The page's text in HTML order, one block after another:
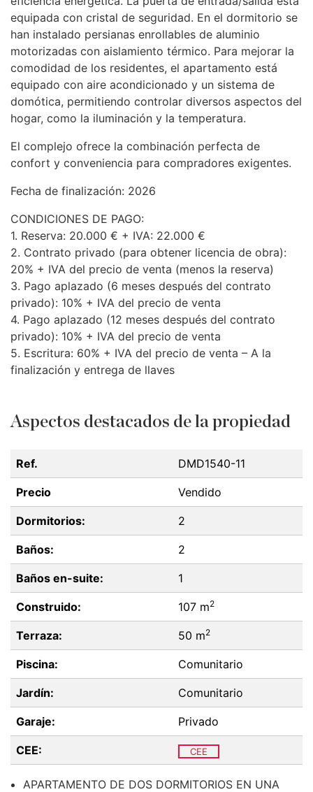
equipada con cristal de seguridad. En el dormitorio se
han instalado persianas enrollables de aluminio
motorizadas con aislamiento térmico. Para mejorar la
comodidad de los residentes, el apartamento está
equipado con aire acondicionado y un sistema de
domótica, permitiendo controlar diversos aspectos del
hogar, como la iluminación y la temperatura.
El complejo ofrece la combinación perfecta de
confort y conveniencia para compradores exigentes.
Fecha de finalización: 2026
CONDICIONES DE PAGO:
1. Reserva: 20.000 € + IVA: 22.000 €
2. Contrato privado (para obtener licencia de obra):
20% + IVA del precio de venta (menos la reserva)
3. Pago aplazado (6 meses después del contrato
privado): 10% + IVA del precio de venta
4. Pago aplazado (12 meses después del contrato
privado): 10% + IVA del precio de venta
5. Escritura: 60% + IVA del precio de venta – A la
finalización y entrega de llaves
Aspectos destacados de la propiedad
Ref. DMD1540-11
Precio Vendido
Dormitorios: 2
Baños: 2
Baños en-suite: 1
Construido: 107 m2
Terraza: 50 m2
Piscina: Comunitario
Jardín: Comunitario
Garaje: Privado
CEE: CEE
APARTAMENTO DE DOS DORMITORIOS EN UNA